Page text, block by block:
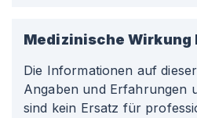
Medizinische Wirkung
Die Informationen auf
Angaben und Erfahrungen
sind kein Ersatz für